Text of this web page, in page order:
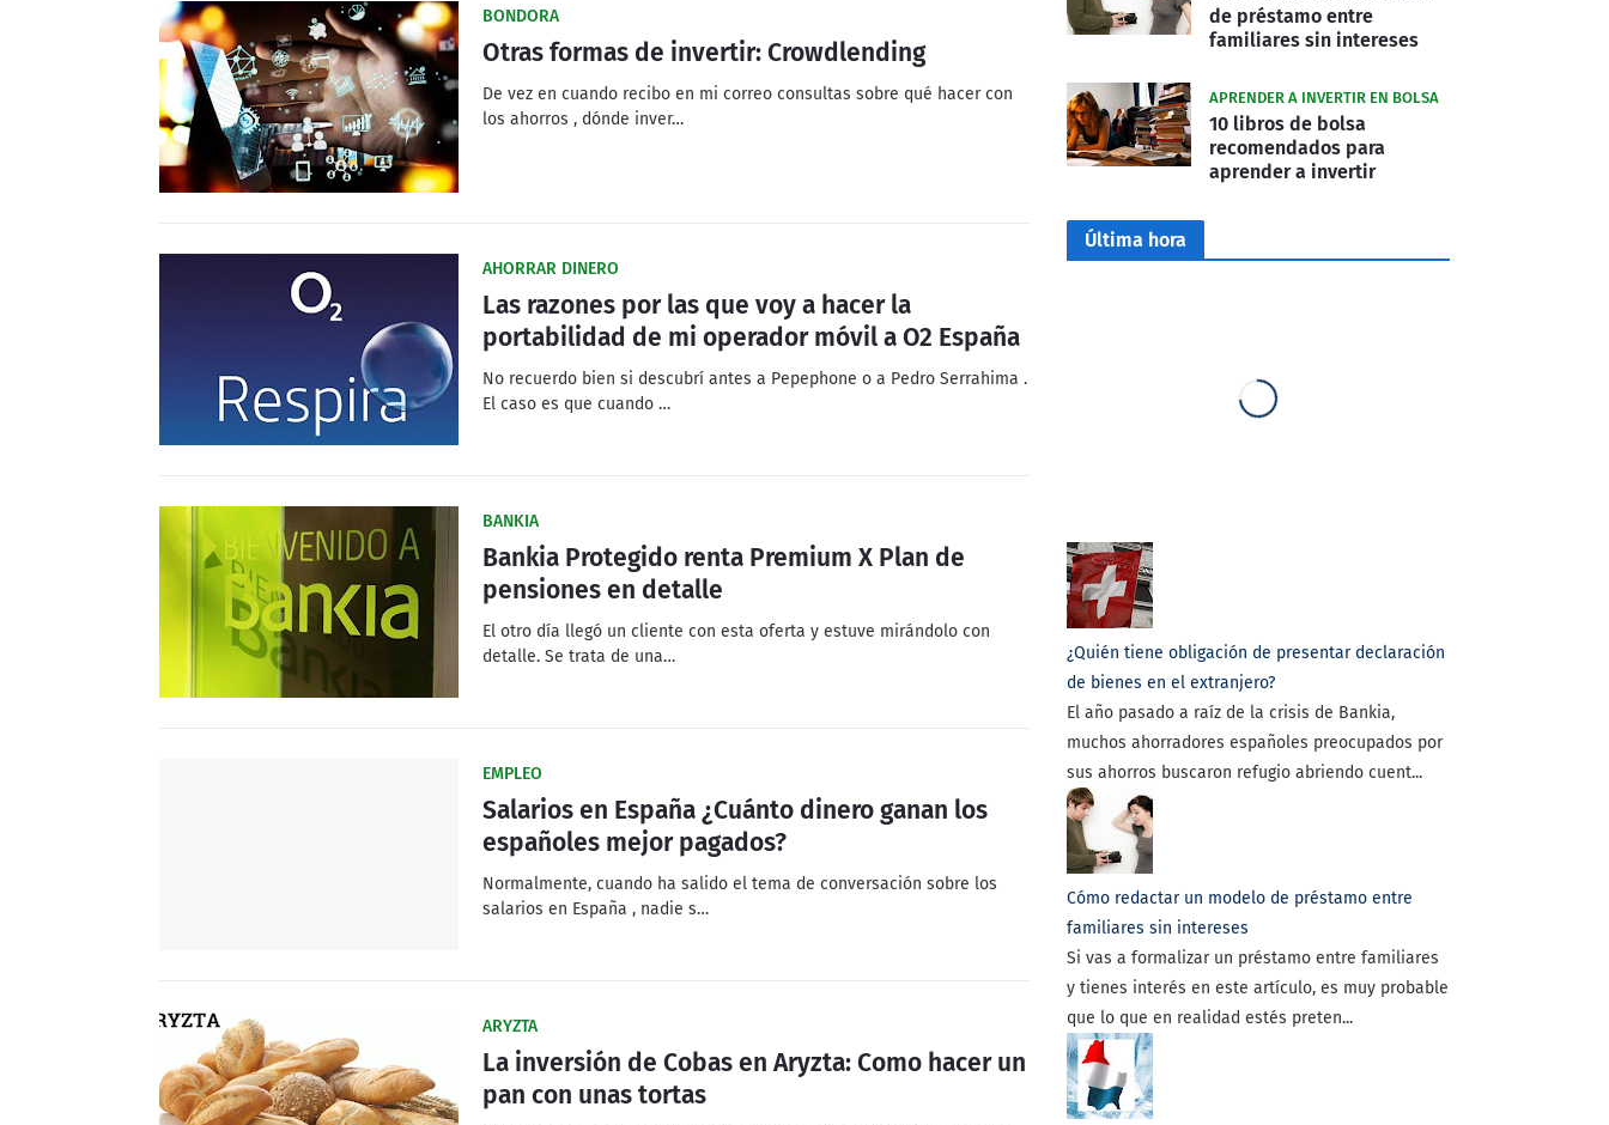
BONDORA
Otras formas de invertir: Crowdlending
De vez en cuando recibo en mi correo consultas sobre qué hacer con
los ahorros , dónde inver…
AHORRAR DINERO
Las razones por las que voy a hacer la
portabilidad de mi operador móvil a O2 España
No recuerdo bien si descubrí antes a Pepephone o a Pedro Serrahima .
El caso es que cuando …
BANKIA
Bankia Protegido renta Premium X Plan de
pensiones en detalle
El otro día llegó un cliente con esta oferta y estuve mirándolo con
detalle. Se trata de una…
EMPLEO
Salarios en España ¿Cuánto dinero ganan los
españoles mejor pagados?
Normalmente, cuando ha salido el tema de conversación sobre los
salarios en España , nadie s…
ARYZTA
La inversión de Cobas en Aryzta: Como hacer un
pan con unas tortas
de préstamo entre
familiares sin intereses
APRENDER A INVERTIR EN BOLSA
10 libros de bolsa
recomendados para
aprender a invertir
Última hora
¿Quién tiene obligación de presentar declaración
de bienes en el extranjero?
El año pasado a raíz de la crisis de Bankia,
muchos ahorradores españoles preocupados por
sus ahorros buscaron refugio abriendo cuent...
Cómo redactar un modelo de préstamo entre
familiares sin intereses
Si vas a formalizar un préstamo entre familiares
y tienes interés en este artículo, es muy probable
que lo que en realidad estés preten...